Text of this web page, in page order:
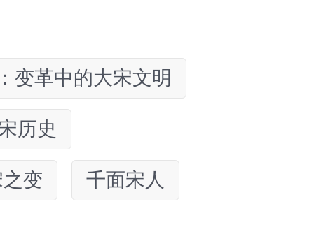
变革中的大宋文明
历史
变 千面宋人